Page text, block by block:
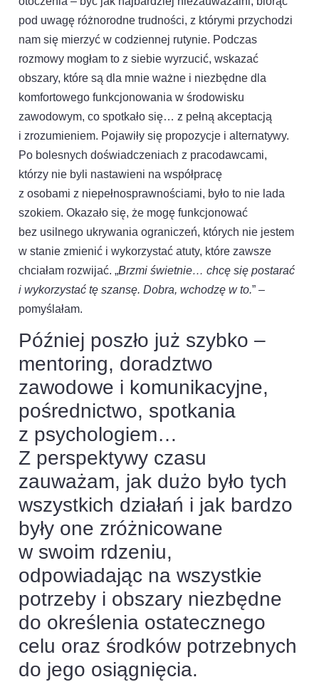
pod uwagę różnorodne trudności, z którymi przychodzi
nam się mierzyć w codziennej rutynie. Podczas
rozmowy mogłam to z siebie wyrzucić, wskazać
obszary, które są dla mnie ważne i niezbędne dla
komfortowego funkcjonowania w środowisku
zawodowym, co spotkało się… z pełną akceptacją
i zrozumieniem. Pojawiły się propozycje i alternatywy.
Po bolesnych doświadczeniach z pracodawcami,
którzy nie byli nastawieni na współpracę
z osobami z niepełnosprawnościami, było to nie lada
szokiem. Okazało się, że mogę funkcjonować
bez usilnego ukrywania ograniczeń, których nie jestem
w stanie zmienić i wykorzystać atuty, które zawsze
chciałam rozwijać. „Brzmi świetnie… chcę się postarać
i wykorzystać tę szansę. Dobra, wchodzę w to.” –
pomyślałam.
Później poszło już szybko –
mentoring, doradztwo
zawodowe i komunikacyjne,
pośrednictwo, spotkania
z psychologiem…
Z perspektywy czasu
zauważam, jak dużo było tych
wszystkich działań i jak bardzo
były one zróżnicowane
w swoim rdzeniu,
odpowiadając na wszystkie
potrzeby i obszary niezbędne
do określenia ostatecznego
celu oraz środków potrzebnych
do jego osiągnięcia.